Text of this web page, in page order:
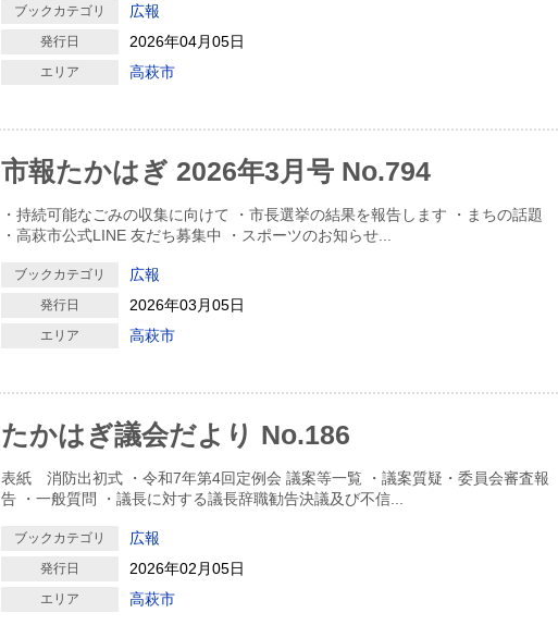
ブックカテゴリ 広報
発行日 2026年04月05日
エリア 高萩市
市報たかはぎ 2026年3月号 No.794
・持続可能なごみの収集に向けて ・市長選挙の結果を報告します ・まちの話題
・高萩市公式LINE 友だち募集中 ・スポーツのお知らせ...
ブックカテゴリ 広報
発行日 2026年03月05日
エリア 高萩市
たかはぎ議会だより No.186
表紙 消防出初式 ・令和7年第4回定例会 議案等一覧 ・議案質疑・委員会審査報
告 ・一般質問 ・議長に対する議長辞職勧告決議及び不信...
ブックカテゴリ 広報
発行日 2026年02月05日
エリア 高萩市